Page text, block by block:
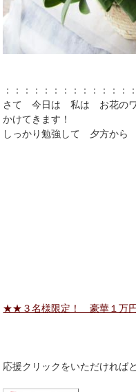
：：：：：：：：：：：：：
さて 今日は 私は お花の
かけてきます！
しっかり勉強して 夕方から
★★３名様限定！ 豪華１万
応援クリックをいただければ